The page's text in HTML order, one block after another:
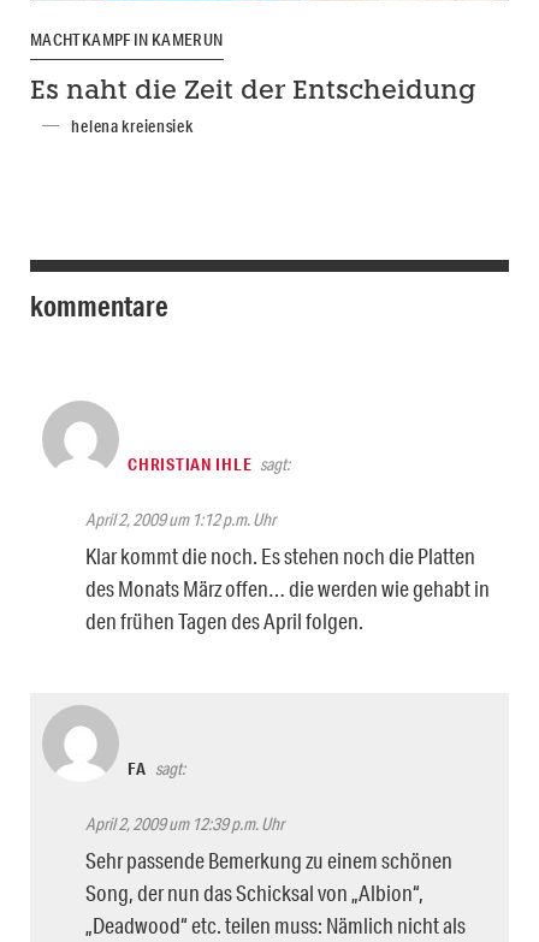
MACHTKAMPF IN KAMERUN
Es naht die Zeit der Entscheidung
helena kreiensiek
kommentare
CHRISTIAN IHLE sagt:
April 2, 2009 um 1:12 p.m. Uhr
Klar kommt die noch. Es stehen noch die Platten
des Monats März offen… die werden wie gehabt in
den frühen Tagen des April folgen.
FA sagt:
April 2, 2009 um 12:39 p.m. Uhr
Sehr passende Bemerkung zu einem schönen
Song, der nun das Schicksal von „Albion“,
„Deadwood“ etc. teilen muss: Nämlich nicht als